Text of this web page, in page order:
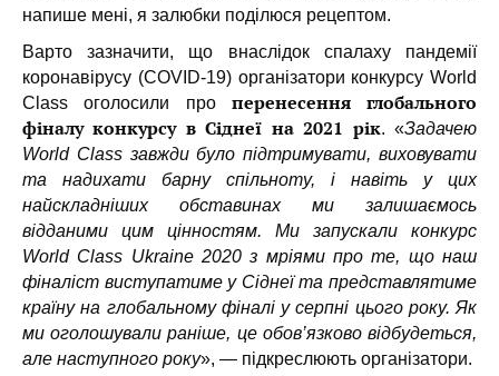
напише мені, я залюбки поділюся рецептом.
Варто зазначити, що внаслідок спалаху пандемії
коронавірусу (COVID-19) організатори конкурсу World
Class оголосили про перенесення глобального
фіналу конкурсу в Сіднеї на 2021 рік. «Задачею
World Class завжди було підтримувати, виховувати
та надихати барну спільноту, і навіть у цих
найскладніших обставинах ми залишаємось
відданими цим цінностям. Ми запускали конкурс
World Class Ukraine 2020 з мріями про те, що наш
фіналіст виступатиме у Сіднеї та представлятиме
країну на глобальному фіналі у серпні цього року. Як
ми оголошували раніше, це обов’язково відбудеться,
але наступного року», — підкреслюють організатори.